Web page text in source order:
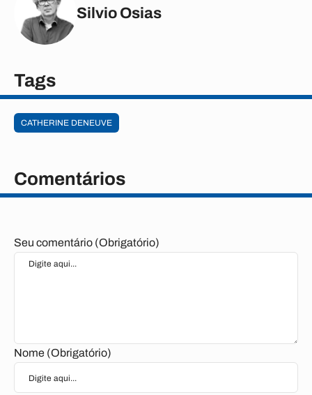
Silvio Osias
Tags
CATHERINE DENEUVE
Comentários
Seu comentário (Obrigatório)
Nome (Obrigatório)